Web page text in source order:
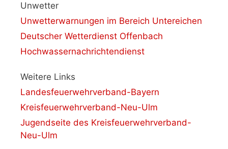
Unwetter
Unwetterwarnungen im Bereich Untereichen
Deutscher Wetterdienst Offenbach
Hochwassernachrichtendienst
Weitere Links
Landesfeuerwehrverband-Bayern
Kreisfeuerwehrverband-Neu-Ulm
Jugendseite des Kreisfeuerwehrverband-
Neu-Ulm